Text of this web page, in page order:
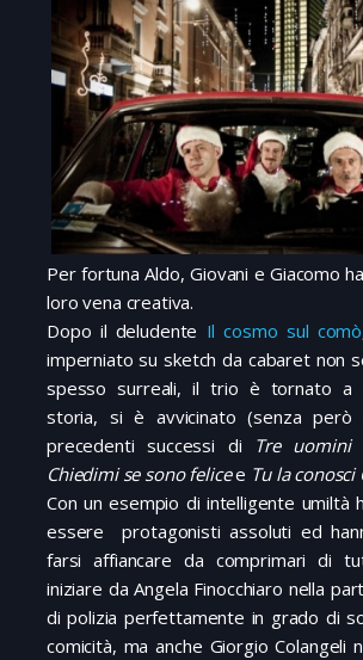
Per fortuna Aldo, Giovani e Giacomo
loro vena creativa.
Dopo il deludente Il cosmo sul comò
imperniato su sketch da cabaret non
spesso surreali, il trio è tornato a
storia, si è avvicinato (senza però
precedenti successi di Tre uomini
Chiedimi se sono felicee Tu la conosci
Con un esempio di intelligente umiltà
essere protagonisti assoluti ed
farsi affiancare da comprimari di
iniziare da Angela Finocchiaro nella
di polizia perfettamente in grado di
comicità, ma anche Giorgio Colangeli